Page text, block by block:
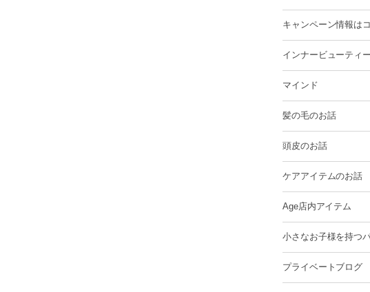
キャンペーン情報は
インナービューティ
マインド
髪の毛のお話
頭皮のお話
ケアアイテムのお話
Age店内アイテム
小さなお子様を持つ
プライベートブログ